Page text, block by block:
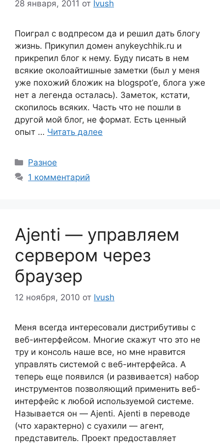
28 января, 2011 от Ivush
Поиграл с водпресом да и решил дать блогу
жизнь. Прикупил домен anykeychhik.ru и
прикрепил блог к нему. Буду писать в нем
всякие околоайтишные заметки (был у меня
уже похожий бложик на blogspot’е, блога уже
нет а легенда осталась). Заметок, кстати,
скопилось всяких. Часть что не пошли в
другой мой блог, не формат. Есть ценный
опыт … Читать далее
Рубрики
Разное
1 комментарий
Ajenti — управляем
сервером через
браузер
12 ноября, 2010 от Ivush
Меня всегда интересовали дистрибутивы с
веб-интерфейсом. Многие скажут что это не
тру и консоль наше все, но мне нравится
управлять системой с веб-интерфейса. А
теперь еще появился (и развивается) набор
инструментов позволяющий применить веб-
интерфейс к любой используемой системе.
Называется он — Ajenti. Ajenti в переводе
(что характерно) с суахили — агент,
представитель. Проект предоставляет